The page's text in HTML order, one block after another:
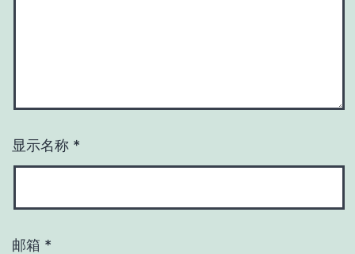
显示名称 *
邮箱 *